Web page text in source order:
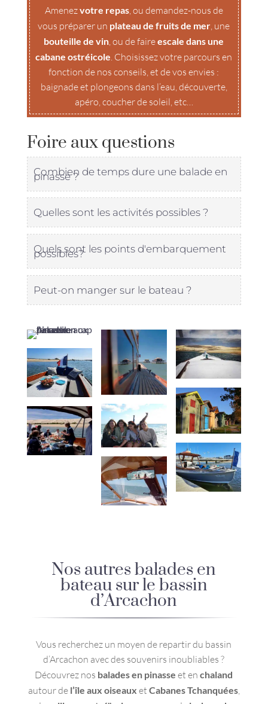
Amenezvotre repas, ou demandez-nous de
vous préparer un plateau de fruits de mer, une
bouteille de vin, ou de faireescale dans une
cabane ostréicole. Choisissez votre parcours en
fonction de nos conseils, et de vos envies :
baignade et plongeons dans l’eau, découverte,
apéro, coucher de soleil, etc…
Foire aux questions
Combien de temps dure une balade en
pinasse ?
Quelles sont les activités possibles ?
Quels sont les points d'embarquement
possibles?
Peut-on manger sur le bateau ?
Nos autres balades en
bateau sur le bassin
d’Arcachon
Vous recherchez un moyen de repartir du bassin
d’Arcachon avec des souvenirs inoubliables ?
Découvrez nos balades en pinasse et enchaland
autour de l’île aux oiseaux et Cabanes Tchanquées,